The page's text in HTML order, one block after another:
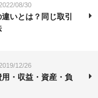
08/30
いとは？同じ取引
12/26
・収益・資産・負